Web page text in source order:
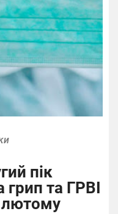
пік
грип та ГРВІ
лютому